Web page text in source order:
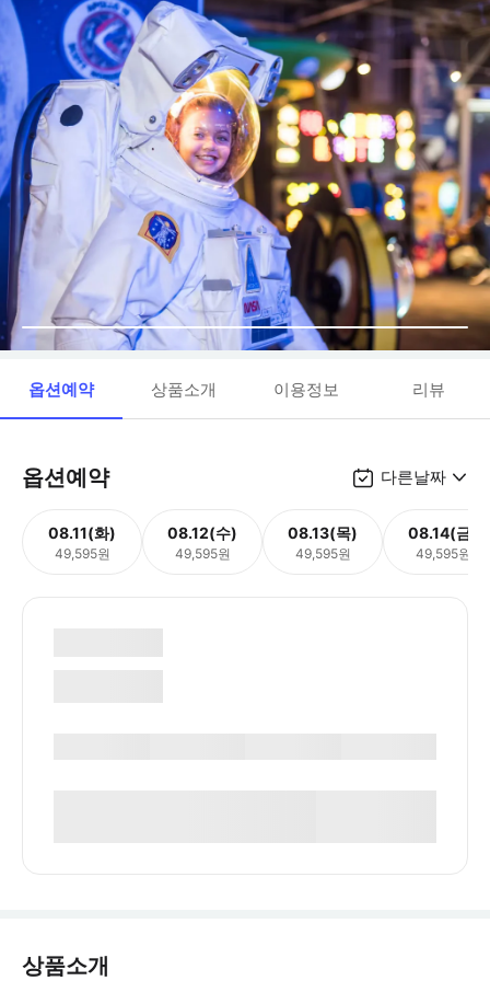
옵션예약 상품소개 이용정보 리뷰
옵션예약 다른날짜
08.11(화)
49,595원
08.12(수)
49,595원
08.13(목)
49,595원
08.14(금)
49,595원
상품소개